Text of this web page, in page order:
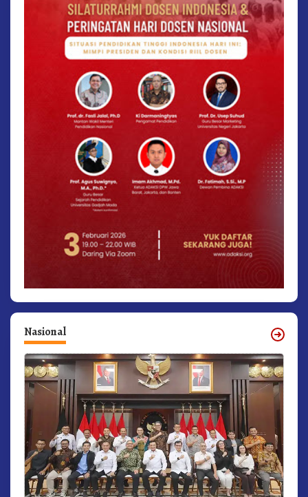
Nasional